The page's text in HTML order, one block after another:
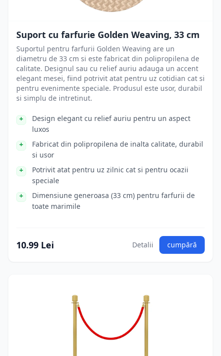
Suport cu farfurie Golden Weaving, 33 cm
Suportul pentru farfurii Golden Weaving are un
diametru de 33 cm si este fabricat din polipropilena de
calitate. Designul sau cu relief auriu adauga un accent
elegant mesei, fiind potrivit atat pentru uz cotidian cat si
pentru evenimente speciale. Produsul este usor, durabil
si simplu de intretinut.
Design elegant cu relief auriu pentru un aspect
luxos
Fabricat din polipropilena de inalta calitate, durabil
si usor
Potrivit atat pentru uz zilnic cat si pentru ocazii
speciale
Dimensiune generoasa (33 cm) pentru farfurii de
toate marimile
10.99 Lei Detalii cumpără